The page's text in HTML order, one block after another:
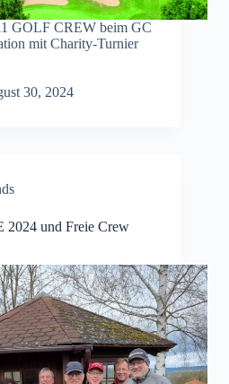
GOLF CREW beim GC
mit Charity-Turnier
30, 2024
und Freie Crew